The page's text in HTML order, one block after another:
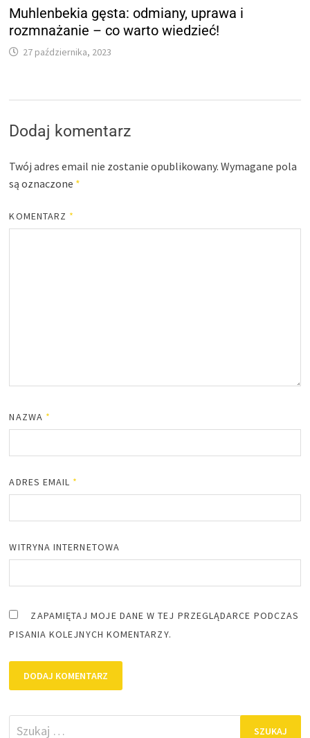
Muhlenbekia gęsta: odmiany, uprawa i
rozmnażanie – co warto wiedzieć!
27 października, 2023
Dodaj komentarz
Twój adres email nie zostanie opublikowany. Wymagane pola
są oznaczone *
KOMENTARZ *
NAZWA *
ADRES EMAIL *
WITRYNA INTERNETOWA
ZAPAMIĘTAJ MOJE DANE W TEJ PRZEGLĄDARCE PODCZAS
PISANIA KOLEJNYCH KOMENTARZY.
Szukaj: